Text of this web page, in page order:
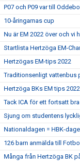
P07 och P09 var till
10-åringarnas cup
Nu är EM 2022 över och vi
Startlista Hertzöga EM-
Hertzögas EM-tips 2022
Traditionsenligt vattenbus
Hertzöga BKs EM tips 2022
Tack ICA för ett fortsatt
Sjung om studentens
Nationaldagen = HBK-
126 barn anmälda till
Många från Hertzöga BK